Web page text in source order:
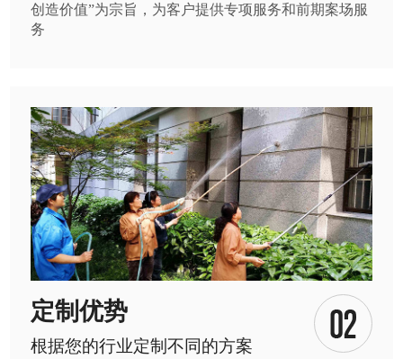
创造价值”为宗旨，为客户提供专项服务和前期案场服
务
定制优势
根据您的行业定制不同的方案